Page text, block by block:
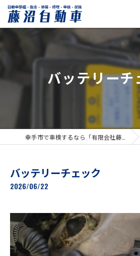
バッテリーチ
バッテリーチェック
2026/06/22